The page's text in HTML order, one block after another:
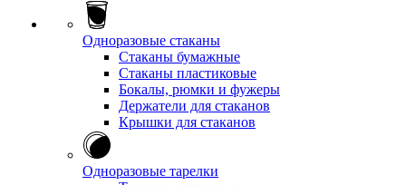
Одноразовые стаканы
Стаканы бумажные
Стаканы пластиковые
Бокалы, рюмки и фужеры
Держатели для стаканов
Крышки для стаканов
Одноразовые тарелки